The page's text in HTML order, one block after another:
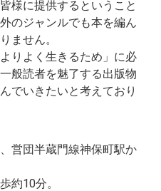
様に提供するということ
のジャンルでも本を編ん
ません。
りよく生きるため」に必
般読者を魅了する出版物
でいきたいと考えており
営団半蔵門線神保町駅か
約10分。